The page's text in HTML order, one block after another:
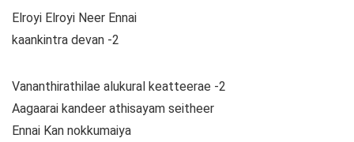
Elroyi Elroyi Neer Ennai
kaankintra devan -2
Vananthirathilae alukural keatteerae -2
Aagaarai kandeer athisayam seitheer
Ennai Kan nokkumaiya